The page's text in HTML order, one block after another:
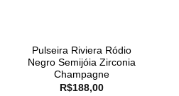
Pulseira Riviera Ródio
Negro Semijóia Zirconia
Champagne
R$188,00